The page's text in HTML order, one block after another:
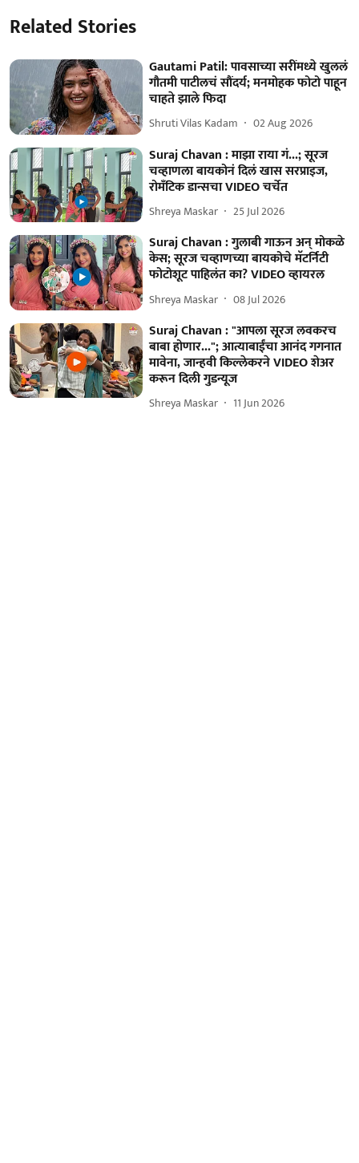
Related Stories
Gautami Patil: पावसाच्या सरींमध्ये खुललं
गौतमी पाटीलचं सौंदर्य; मनमोहक फोटो पाहून
चाहते झाले फिदा
Shruti Vilas Kadam 02 Aug 2026
Suraj Chavan : माझा राया गं...; सूरज
चव्हाणला बायकोनं दिलं खास सरप्राइज,
रोमँटिक डान्सचा VIDEO चर्चेत
Shreya Maskar 25 Jul 2026
Suraj Chavan : गुलाबी गाऊन अन् मोकळे
केस; सूरज चव्हाणच्या बायकोचे मॅटर्निटी
फोटोशूट पाहिलंत का? VIDEO व्हायरल
Shreya Maskar 08 Jul 2026
Suraj Chavan : "आपला सूरज लवकरच
बाबा होणार..."; आत्याबाईंचा आनंद गगनात
मावेना, जान्हवी किल्लेकरने VIDEO शेअर
करून दिली गुडन्यूज
Shreya Maskar 11 Jun 2026